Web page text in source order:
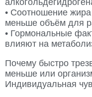
• Соотношение
меньше объём для
• Гормональные
влияют на
Почему быстро
меньше или
Индивидуальная